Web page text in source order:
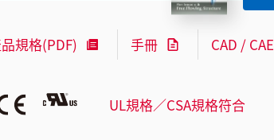
規格(PDF) 手冊 CAD / CAE
UL規格／CSA規格符合